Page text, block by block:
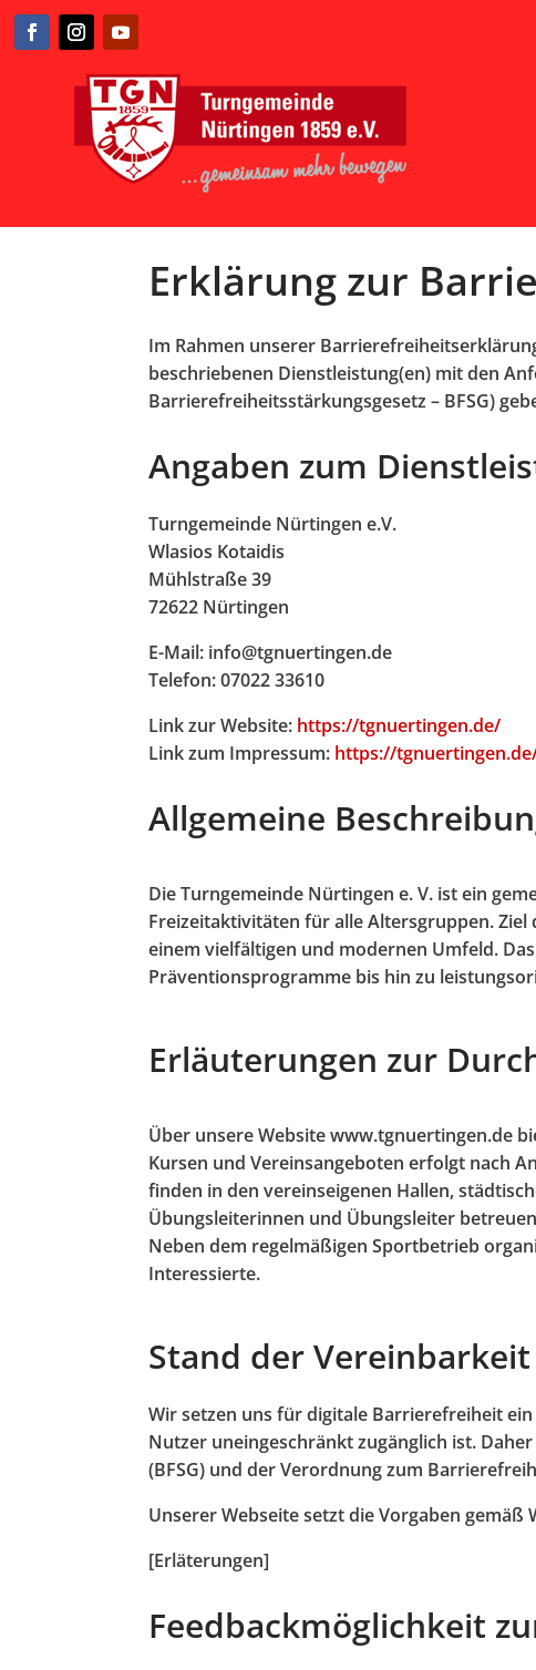
Erklärung zur
Im Rahmen unserer
beschriebenen Dienstleistung(en) mit den
Barrierefreiheitsstärkungsgesetz – BFSG)
Angaben zum
Turngemeinde Nürtingen e.V.
Wlasios Kotaidis
Mühlstraße 39
72622 Nürtingen
E-Mail: info@tgnuertingen.de
Telefon: 07022 33610
Link zur Website: https://tgnuertingen.de/
Link zum Impressum: https://
Allgemeine
Die Turngemeinde Nürtingen e. V. ist ein
Freizeitaktivitäten für alle Altersgruppen.
einem vielfältigen und modernen Umfeld.
Präventionsprogramme bis hin zu
Erläuterungen zur
Über unsere Website www.tgnuertingen.de
Kursen und Vereinsangeboten erfolgt nach
finden in den vereinseigenen Hallen,
Übungsleiterinnen und Übungsleiter
Neben dem regelmäßigen Sportbetrieb
Interessierte.
Stand der
Wir setzen uns für digitale Barrierefreiheit
Nutzer uneingeschränkt zugänglich ist.
(BFSG) und der Verordnung zum
Unserer Webseite setzt die Vorgaben gemäß
[Erläterungen]
Feedbackmöglichkeit